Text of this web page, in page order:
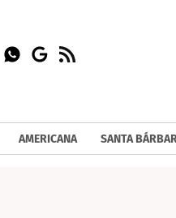
Whatsapp
Google
RSS
AMERICANA SANTA